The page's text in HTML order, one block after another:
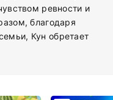
ревности и
благодаря
Кун обретает